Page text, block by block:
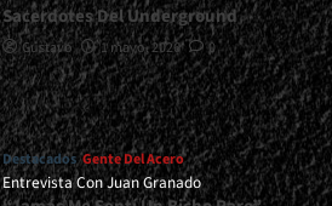
Sacerdotes Del Underground
Gustavo 1 mayo, 2026 0
Destacados Gente Del Acero
Entrevista Con Juan Granado